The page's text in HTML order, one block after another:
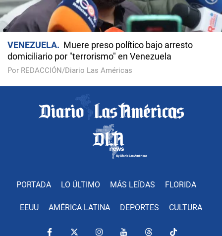
VENEZUELA
Muere preso político bajo arresto
domiciliario por "terrorismo" en Venezuela
Por REDACCIÓN/Diario Las Américas
PORTADA LO ÚLTIMO MÁS LEÍDAS FLORIDA
EEUU AMÉRICA LATINA DEPORTES CULTURA